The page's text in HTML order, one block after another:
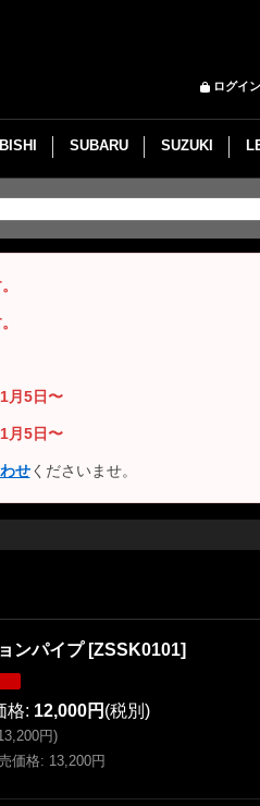
ログイン
SUBARU SUZUKI
月5日〜
月5日〜
せくださいませ。
ンパイプ [ZSSK0101]
格: 12,000円 (税別)
円)
価格: 13,200円